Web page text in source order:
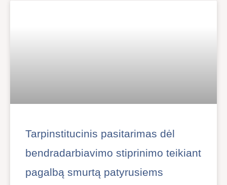
Tarpinstitucinis pasitarimas dėl
bendradarbiavimo stiprinimo teikiant
pagalbą smurtą patyrusiems